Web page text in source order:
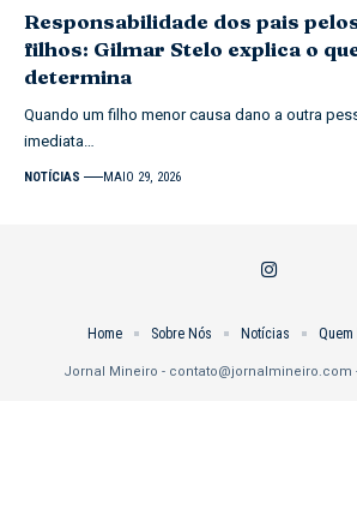
Responsabilidade dos pais
filhos: Gilmar Stelo explica o
determina
Quando um filho menor causa dano a outra
imediata…
NOTÍCIAS MAIO 29, 2026
Jornal Mineiro - contato@jornalmineiro.com
Home Sobre Nós Notícias Quem